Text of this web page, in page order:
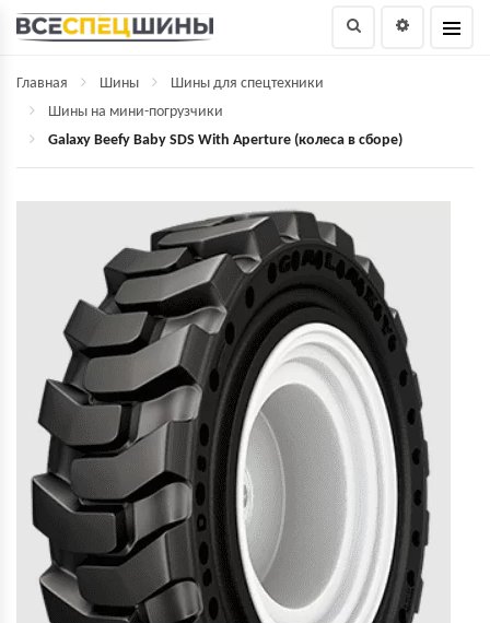
Главная Шины
Шины для спецтехники
Шины на мини-погрузчики
Galaxy Beefy Baby SDS With Aperture (колеса в сборе)